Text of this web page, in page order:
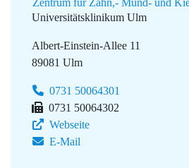
Universitätsklinikum Ulm
Albert-Einstein-Allee 11
89081 Ulm
0731 50064301
0731 50064302
Webseite
E-Mail